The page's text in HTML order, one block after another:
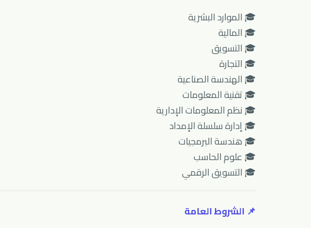
🎓 الموارد البشرية
🎓 المالية
🎓 التسويق
🎓 التجارة
🎓 الهندسة الصناعية
🎓 تقنية المعلومات
🎓 نظم المعلومات الإدارية
🎓 إدارة سلسلة الإمداد
🎓 هندسة البرمجيات
🎓 علوم الحاسب
🎓 التسويق الرقمي
📌 الشروط العامة